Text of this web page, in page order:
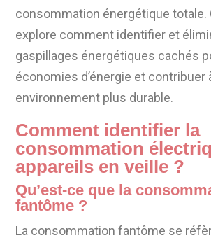
consommation énergétique totale.
explore comment identifier et
gaspillages énergétiques cachés
économies d’énergie et contribuer
environnement plus durable.
Comment identifier la
consommation
appareils en veille ?
Qu’est-ce que la
fantôme ?
La consommation fantôme se